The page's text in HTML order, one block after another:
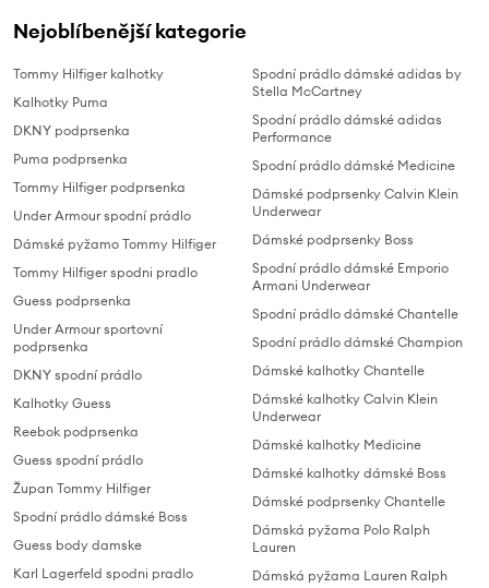
Nejoblíbenější kategorie
Tommy Hilfiger kalhotky
Kalhotky Puma
DKNY podprsenka
Puma podprsenka
Tommy Hilfiger podprsenka
Under Armour spodní prádlo
Dámské pyžamo Tommy Hilfiger
Tommy Hilfiger spodni pradlo
Guess podprsenka
Under Armour sportovní
podprsenka
DKNY spodní prádlo
Kalhotky Guess
Reebok podprsenka
Guess spodní prádlo
Župan Tommy Hilfiger
Spodní prádlo dámské Boss
Guess body damske
Karl Lagerfeld spodni pradlo
Spodní prádlo dámské adidas by
Stella McCartney
Spodní prádlo dámské adidas
Performance
Spodní prádlo dámské Medicine
Dámské podprsenky Calvin Klein
Underwear
Dámské podprsenky Boss
Spodní prádlo dámské Emporio
Armani Underwear
Spodní prádlo dámské Chantelle
Spodní prádlo dámské Champion
Dámské kalhotky Chantelle
Dámské kalhotky Calvin Klein
Underwear
Dámské kalhotky Medicine
Dámské kalhotky dámské Boss
Dámské podprsenky Chantelle
Dámská pyžama Polo Ralph
Lauren
Dámská pyžama Lauren Ralph